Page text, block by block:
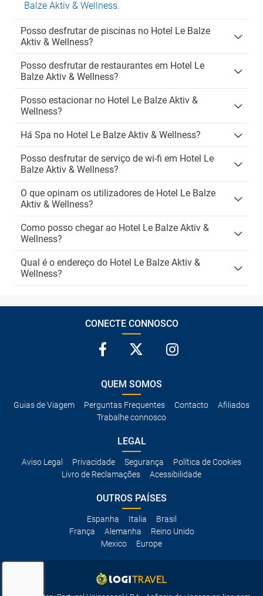
Balze Aktiv & Wellness.
Posso desfrutar de piscinas no Hotel Le Balze
Aktiv & Wellness?
Posso desfrutar de restaurantes em Hotel Le
Balze Aktiv & Wellness?
Posso estacionar no Hotel Le Balze Aktiv &
Wellness?
Há Spa no Hotel Le Balze Aktiv & Wellness?
Posso desfrutar de serviço de wi-fi em Hotel Le
Balze Aktiv & Wellness?
O que opinam os utilizadores de Hotel Le Balze
Aktiv & Wellness?
Como posso chegar ao Hotel Le Balze Aktiv &
Wellness?
Qual é o endereço do Hotel Le Balze Aktiv &
Wellness?
CONECTE CONNOSCO
QUEM SOMOS
Guias de Viagem Perguntas Frequentes Contacto
Afiliados
Trabalhe connosco
LEGAL
Aviso Legal Privacidade Segurança
Política de Cookies
Livro de Reclamações
Acessibilidade
OUTROS PAÍSES
Espanha Italia
Brasil
França
Alemanha
Reino Unido
Mexico
Europe